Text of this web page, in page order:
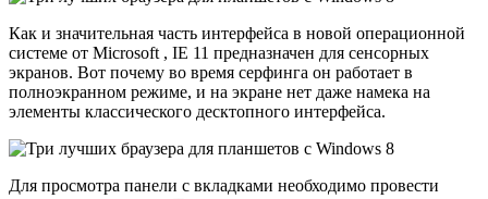
Как и значительная часть интерфейса в новой операционной
системе от Microsoft , IE 11 предназначен для сенсорных
экранов. Вот почему во время серфинга он работает в
полноэкранном режиме, и на экране нет даже намека на
элементы классического десктопного интерфейса.
Для просмотра панели с вкладками необходимо провести